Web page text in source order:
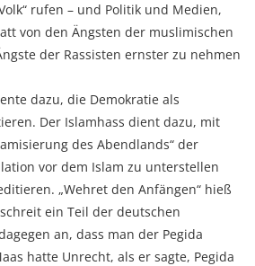
rufen – und Politik und Medien,
von den Ängsten der muslimischen
der Rassisten ernster zu nehmen
dazu, die Demokratie als
Der Islamhass dient dazu, mit
des Abendlands“ der
vor dem Islam zu unterstellen
„Wehret den Anfängen“ hieß
ein Teil der deutschen
an, dass man der Pegida
hatte Unrecht, als er sagte, Pegida